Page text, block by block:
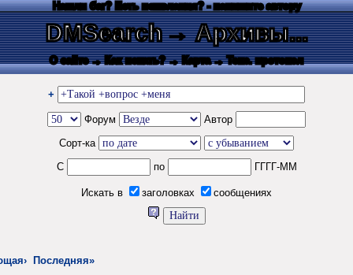
Нашли баг? Есть пожелания? - напишите автору
DMSearch→ Архивы...
О сайте → Как искать? → Карта → Текс. протокол
+
Форум
Автор
Сорт-ка
С
по ГГГГ-ММ
Искать в заголовках сообщениях
Последняя»